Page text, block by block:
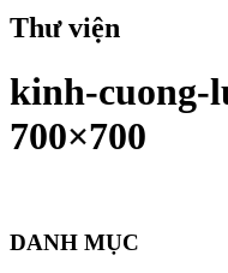
Thư viện
kinh-cuong-
700×700
DANH MỤC